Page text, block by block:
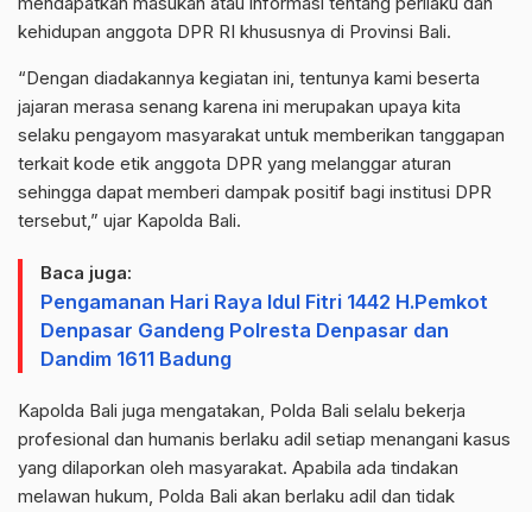
kehidupan anggota DPR RI khususnya di Provinsi Bali.
“Dengan diadakannya kegiatan ini, tentunya kami beserta
jajaran merasa senang karena ini merupakan upaya kita
selaku pengayom masyarakat untuk memberikan tanggapan
terkait kode etik anggota DPR yang melanggar aturan
sehingga dapat memberi dampak positif bagi institusi DPR
tersebut,” ujar Kapolda Bali.
Baca juga:
Pengamanan Hari Raya Idul Fitri 1442 H.Pemkot
Denpasar Gandeng Polresta Denpasar dan
Dandim 1611 Badung
Kapolda Bali juga mengatakan, Polda Bali selalu bekerja
profesional dan humanis berlaku adil setiap menangani kasus
yang dilaporkan oleh masyarakat. Apabila ada tindakan
melawan hukum, Polda Bali akan berlaku adil dan tidak